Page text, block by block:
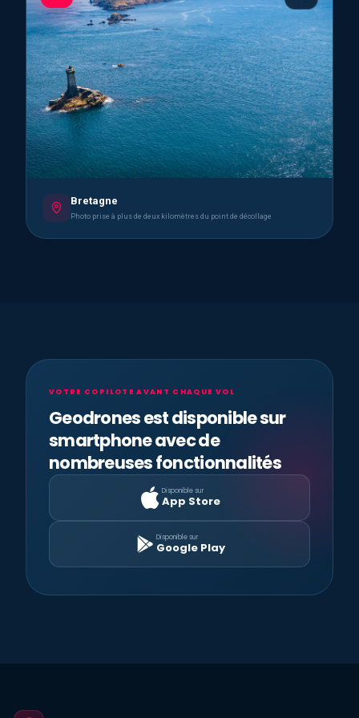
Bretagne
Photo prise à plus de deux kilomètres du point de décollage
VOTRE COPILOTE AVANT CHAQUE VOL
Geodrones est disponible sur
smartphone avec de
nombreuses fonctionnalités
Disponible sur
App Store
Disponible sur
Google Play